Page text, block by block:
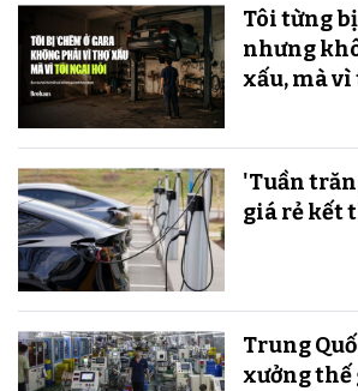
Tôi từng
nhưng
xấu, mà
'Tuần
giá rẻ kết
Trung
xưởng